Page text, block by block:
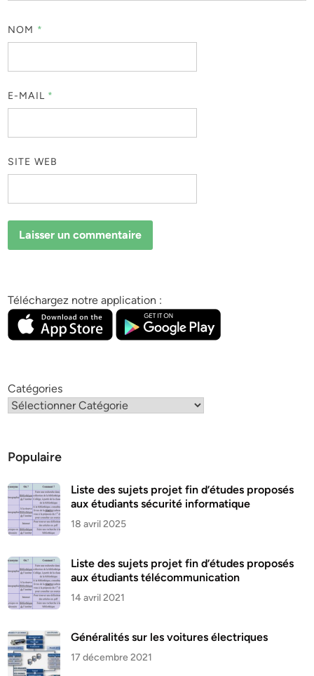
NOM *
E-MAIL *
SITE WEB
Téléchargez notre application :
Catégories
Populaire
Liste des sujets projet fin d’études proposés
aux étudiants sécurité informatique
18 avril 2025
Liste des sujets projet fin d’études proposés
aux étudiants télécommunication
14 avril 2021
Généralités sur les voitures électriques
17 décembre 2021